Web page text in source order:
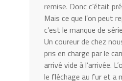
remise. Donc c’était
Mais ce que l’on peut
c’est le manque de
Un coureur de chez
pris en charge par le
arrivé vide à l’arrivée.
le fléchage au fur et a